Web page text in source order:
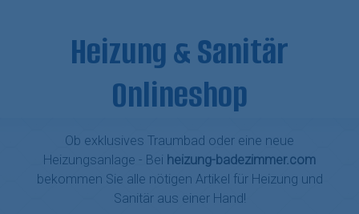
Heizung & Sanitär
Onlineshop
Ob exklusives Traumbad oder eine neue
Heizungsanlage - Bei heizung-badezimmer.com
bekommen Sie alle nötigen Artikel für Heizung und
Sanitär aus einer Hand!